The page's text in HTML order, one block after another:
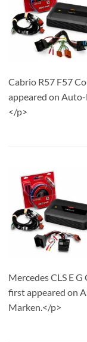
Cabrio R57 F57
appeared on
</p>
Mercedes CLS E
first appeared on
Marken.</p>